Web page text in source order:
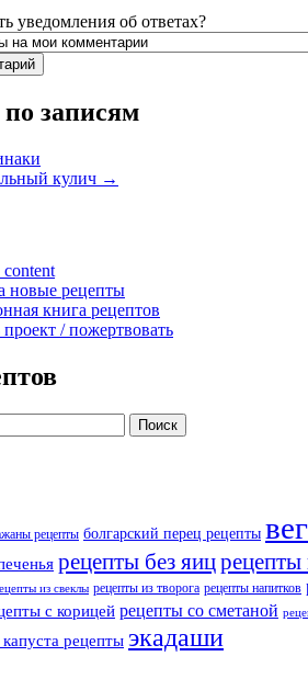
уведомления об ответах?
записям
кулич →
новые рецепты
книга рецептов
/ пожертвовать
рецепты болгарский перец рецепты
рецепты без яицрецепты
из свеклы рецепты из творога рецепты напитков
с корицей рецепты со сметаной
капуста рецепты экадаши